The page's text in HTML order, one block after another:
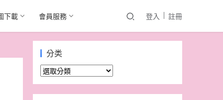
下載 會員服務 登入 註冊
分类
分
类